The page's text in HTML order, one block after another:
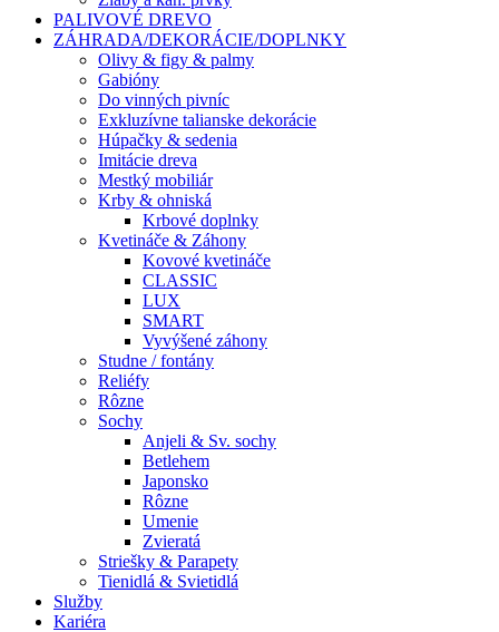
PALIVOVÉ DREVO
ZÁHRADA/DEKORÁCIE/DOPLNKY
Olivy & figy & palmy
Gabióny
Do vinných pivníc
Exkluzívne talianske dekorácie
Húpačky & sedenia
Imitácie dreva
Mestký mobiliár
Krby & ohniská
Krbové doplnky
Kvetináče & Záhony
Kovové kvetináče
CLASSIC
LUX
SMART
Vyvýšené záhony
Studne / fontány
Reliéfy
Rôzne
Sochy
Anjeli & Sv. sochy
Betlehem
Japonsko
Rôzne
Umenie
Zvieratá
Striešky & Parapety
Tienidlá & Svietidlá
Služby
Kariéra